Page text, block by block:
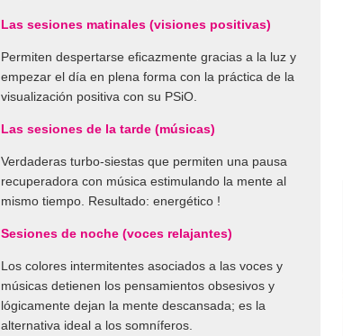
Las sesiones matinales (visiones positivas)
Permiten despertarse eﬁcazmente gracias a la luz y
empezar el día en plena forma con la práctica de la
visualización positiva con su PSiO.
Las sesiones de la tarde (músicas)
Verdaderas turbo-siestas que permiten una pausa
recuperadora con música estimulando la mente al
mismo tiempo. Resultado: energético !
Sesiones de noche (voces relajantes)
Los colores intermitentes asociados a las voces y
músicas detienen los pensamientos obsesivos y
lógicamente dejan la mente descansada; es la
alternativa ideal a los somníferos.